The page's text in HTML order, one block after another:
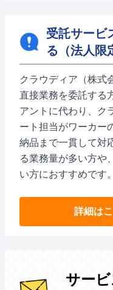
受託サービ
る（法人限
クラウディア（株式
直接業務を委託する
アントに代わり、ク
ート担当がワーカー
納品まで一貫して対
る業務量が多い方や
い方におすすめです。
詳細は
サー